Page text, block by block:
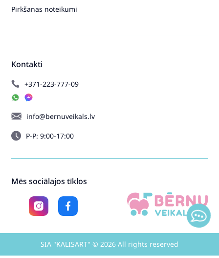
Kontakti
+371-223-777-09
info@bernuveikals.lv
P-P: 9:00-17:00
Pirkšanas noteikumi
Mēs sociālajos tīklos
SIA "KALISART" © 2026 All rights reserved